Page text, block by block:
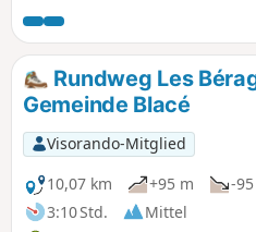
et reprend en partie ces
Béragnons 10 km et les
Rundweg Les
Gemeinde Blacé
Visorando-Mitglied
10,07 km
+95 m
-
3:10 Std.
Mittel